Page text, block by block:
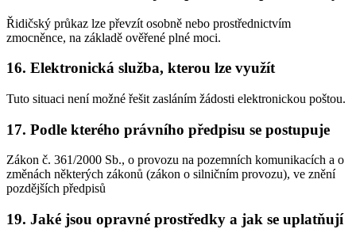
Řidičský průkaz lze převzít osobně nebo prostřednictvím
zmocněnce, na základě ověřené plné moci.
16. Elektronická služba, kterou lze využít
Tuto situaci není možné řešit zasláním žádosti elektronickou poštou.
17. Podle kterého právního předpisu se postupuje
Zákon č. 361/2000 Sb., o provozu na pozemních komunikacích a o
změnách některých zákonů (zákon o silničním provozu), ve znění
pozdějších předpisů
19. Jaké jsou opravné prostředky a jak se uplatňují